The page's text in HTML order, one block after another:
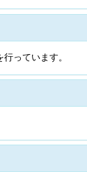
っています。